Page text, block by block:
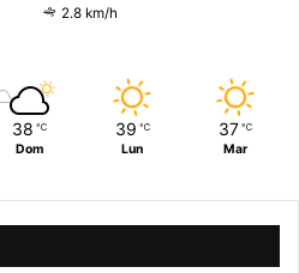
2.8 km/h
38 ℃
Dom
39 ℃
Lun
37 ℃
Mar